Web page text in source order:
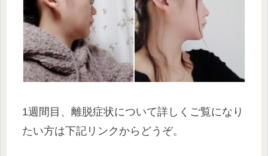
1週間目、離脱症状について詳しくご覧になり
たい方は下記リンクからどうぞ。